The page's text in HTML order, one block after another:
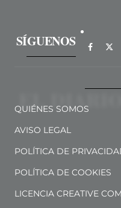
SÍGUENOS
QUIÉNES SOMOS
AVISO LEGAL
POLÍTICA DE
POLÍTICA DE COOKIES
LICENCIA CREATIVE